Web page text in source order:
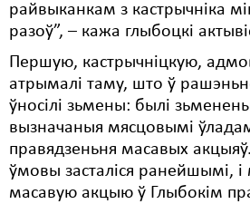
райвыканкам з кастрычніка
разоў”, – кажа глыбоцкі
Першую, кастрычніцкую,
атрымалі таму, што ў
ўносілі зьмены: былі
вызначаныя мясцовымі
правядзеньня масавых
ўмовы засталіся ранейшымі, і
масавую акцыю ў Глыбокім
Сацыяльныя правы